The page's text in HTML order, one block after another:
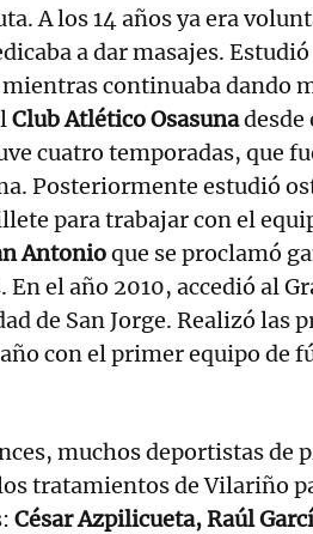
A los 14 años ya era
a dar masajes.
continuaba dando
Club Atlético Osasunadesde
cuatro temporadas, que
Posteriormente estudió
para trabajar con el
Antonioque se proclamó
En el año 2010, accedió al
de San Jorge. Realizó las
con el primer equipo de
muchos deportistas de
tratamientos de Vilariño
César Azpilicueta, Raúl